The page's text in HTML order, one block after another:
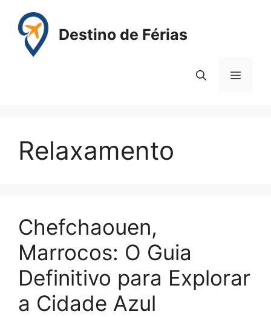
para
conteúdo
Destino de Férias
Menu
Relaxamento
Chefchaouen,
Marrocos: O Guia
Definitivo para Explorar
a Cidade Azul